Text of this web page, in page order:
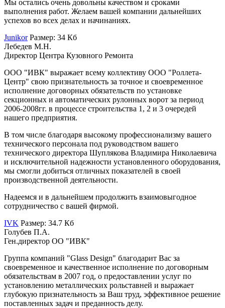
Мы остались очень довольны качеством и сроками
выполнения работ. Желаем вашей компании дальнейших
успехов во всех делах и начинаниях.
JunikorРазмер: 34 Кб
Лебедев М.Н.
Директор Центра Кузовного Ремонта
ООО "ИВК" выражает всему коллективу ООО "Роллета-
Центр" свою признательность за точное и своевременное
исполнение договорных обязательств по установке
секционных и автоматических рулонных ворот за период
2006-2008гг. в процессе строительства 1, 2 и 3 очередей
нашего предприятия.
В том числе благодаря высокому профессионализму вашего
технического персонала под руководством вашего
технического директора Шуплякова Владимира Николаевича
и исключительной надежности установленного оборудования,
мы смогли добиться отличных показателей в своей
производственной деятельности.
Надеемся и в дальнейшем продолжить взаимовыгодное
сотрудничество с вашей фирмой.
IVK Размер: 34.7 Кб
Голубев П.А.
Ген.директор ОО "ИВК"
Группа компаний "Glass Design" благодарит Вас за
своевременное и качественное исполнение по договорным
обязательствам в 2007 год, о предоставлении услуг по
установлению металлических рольставней и выражает
глубокую признательность за Ваш труд, эффективное решение
поставленных задач и преданность делу.